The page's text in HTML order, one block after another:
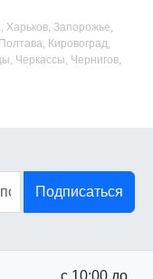
Харьков, Запорожье,
Кировоград,
Черкассы, Чернигов,
Подписаться
с 10:00 до